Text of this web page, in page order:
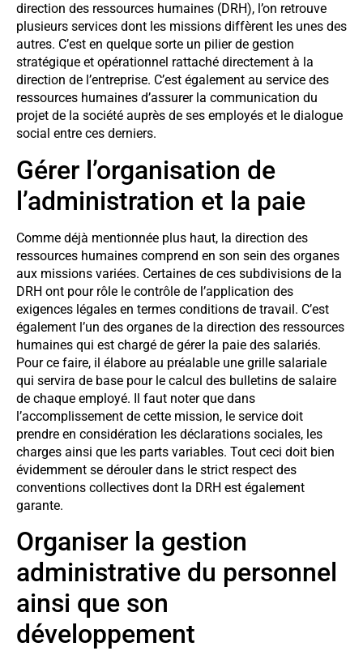
direction des ressources humaines (DRH), l’on retrouve
plusieurs services dont les missions diffèrent les unes des
autres. C’est en quelque sorte un pilier de gestion
stratégique et opérationnel rattaché directement à la
direction de l’entreprise. C’est également au service des
ressources humaines d’assurer la communication du
projet de la société auprès de ses employés et le dialogue
social entre ces derniers.
Gérer l’organisation de
l’administration et la paie
Comme déjà mentionnée plus haut, la direction des
ressources humaines comprend en son sein des organes
aux missions variées. Certaines de ces subdivisions de la
DRH ont pour rôle le contrôle de l’application des
exigences légales en termes conditions de travail. C’est
également l’un des organes de la direction des ressources
humaines qui est chargé de gérer la paie des salariés.
Pour ce faire, il élabore au préalable une grille salariale
qui servira de base pour le calcul des bulletins de salaire
de chaque employé. Il faut noter que dans
l’accomplissement de cette mission, le service doit
prendre en considération les déclarations sociales, les
charges ainsi que les parts variables. Tout ceci doit bien
évidemment se dérouler dans le strict respect des
conventions collectives dont la DRH est également
garante.
Organiser la gestion
administrative du personnel
ainsi que son
développement